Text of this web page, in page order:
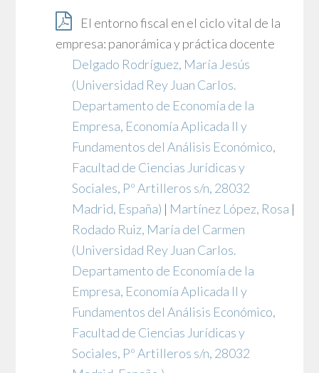
El entorno fiscal en el ciclo vital de la
empresa: panorámica y práctica docente
Delgado Rodríguez, María Jesús
(Universidad Rey Juan Carlos.
Departamento de Economía de la
Empresa, Economía Aplicada II y
Fundamentos del Análisis Económico,
Facultad de Ciencias Jurídicas y
Sociales, Pº Artilleros s/n, 28032
Madrid, España) | Martínez López, Rosa |
Rodado Ruiz, María del Carmen
(Universidad Rey Juan Carlos.
Departamento de Economía de la
Empresa, Economía Aplicada II y
Fundamentos del Análisis Económico,
Facultad de Ciencias Jurídicas y
Sociales, Pº Artilleros s/n, 28032